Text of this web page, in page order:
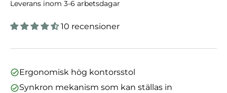
Leverans inom 3-6 arbetsdagar
10 recensioner
Ergonomisk hög kontorsstol
Synkron mekanism som kan ställas in